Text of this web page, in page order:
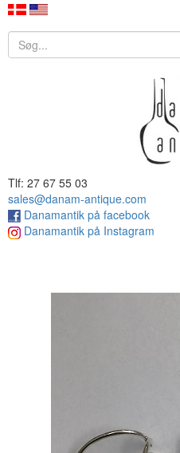
Tlf: 27 67 55 03
sales@danam-antique.com
Danamantik på facebook
Danamantik på Instagram